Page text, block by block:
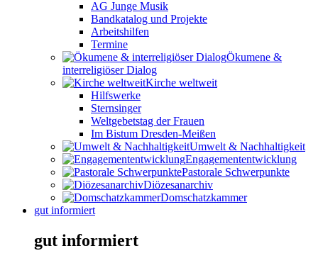
AG Junge Musik
Bandkatalog und Projekte
Arbeitshilfen
Termine
Ökumene &
interreligiöser Dialog
Kirche weltweit
Hilfswerke
Sternsinger
Weltgebetstag der Frauen
Im Bistum Dresden-Meißen
Umwelt & Nachhaltigkeit
Engagemententwicklung
Pastorale Schwerpunkte
Diözesanarchiv
Domschatzkammer
gut informiert
gut informiert